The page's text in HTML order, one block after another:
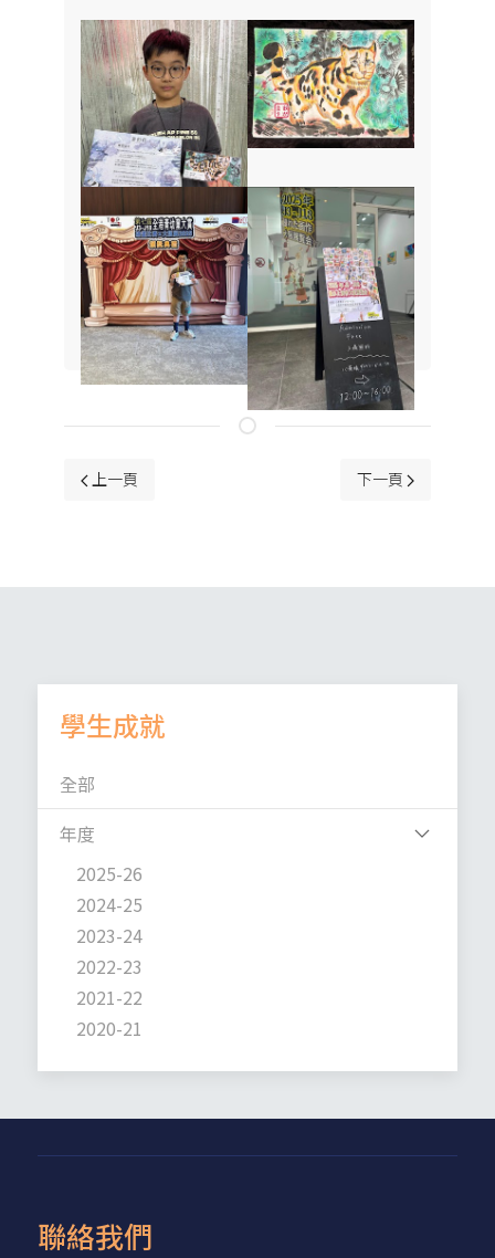
上一篇文章: 港島東區小學校際田徑比賽
上一頁 下一篇文章: 2526
下一頁
學生成就
全部
年度
2025-26
2024-25
2023-24
2022-23
2021-22
2020-21
聯絡我們